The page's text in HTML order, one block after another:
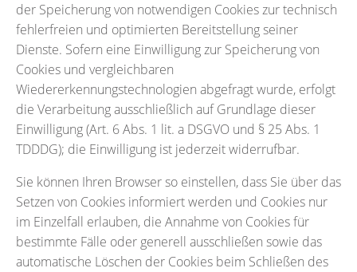
der Speicherung von notwendigen Cookies zur technisch
fehlerfreien und optimierten Bereitstellung seiner
Dienste. Sofern eine Einwilligung zur Speicherung von
Cookies und vergleichbaren
Wiedererkennungstechnologien abgefragt wurde, erfolgt
die Verarbeitung ausschließlich auf Grundlage dieser
Einwilligung (Art. 6 Abs. 1 lit. a DSGVO und § 25 Abs. 1
TDDDG); die Einwilligung ist jederzeit widerrufbar.
Sie können Ihren Browser so einstellen, dass Sie über das
Setzen von Cookies informiert werden und Cookies nur
im Einzelfall erlauben, die Annahme von Cookies für
bestimmte Fälle oder generell ausschließen sowie das
automatische Löschen der Cookies beim Schließen des